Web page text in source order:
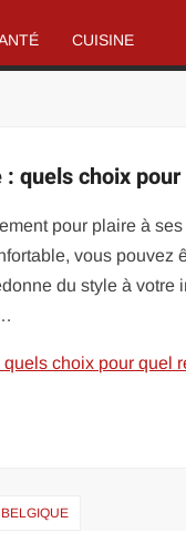
CUISINE
quels choix
pour plaire à
vous pouvez
du style à
choix pour quel